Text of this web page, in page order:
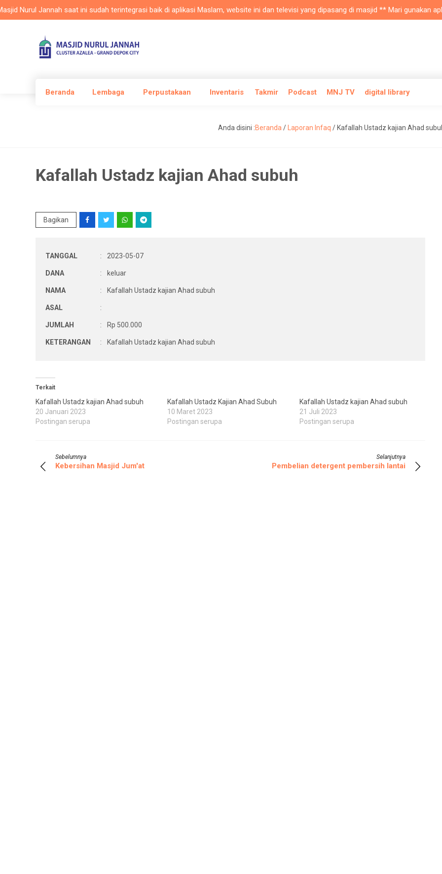
Jannah saat ini sudah terintegrasi baik di aplikasi Maslam, website ini dan televisi yang dipasang di masjid ** Mari gunakan
Beranda Lembaga Perpustakaan Inventaris Takmir Podcast MNJ TV digital library
Anda disini :Beranda / Laporan Infaq / Kafallah Ustadz kajian Ahad
Kafallah Ustadz kajian Ahad subuh
Bagikan
TANGGAL : 2023-05-07
DANA : keluar
NAMA : Kafallah Ustadz kajian Ahad subuh
ASAL :
JUMLAH : Rp 500.000
KETERANGAN : Kafallah Ustadz kajian Ahad subuh
Terkait
Kafallah Ustadz kajian Ahad subuh
20 Januari 2023
Postingan serupa
Kafallah Ustadz Kajian Ahad Subuh
10 Maret 2023
Postingan serupa
Kafallah Ustadz kajian Ahad subuh
21 Juli 2023
Postingan serupa
Sebelumnya
Kebersihan Masjid Jum'at
Selanjutnya
Pembelian detergent pembersih lantai